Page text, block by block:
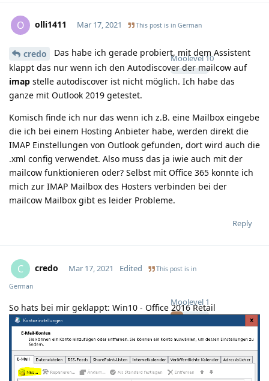
O olli1411
Moolevel 10
Mar 17, 2021 This post is in German
credo
Das habe ich gerade probiert, mit dem Assistent
klappt das nur wenn ich den Autodiscover der mailcow auf
imap stelle autodiscover ist nicht möglich. Ich habe das
ganze mit Outlook 2019 getestet.
Komisch finde ich nur das wenn ich z.B. eine Mailbox eingebe
die ich bei einem Hosting Anbieter habe, werden direkt die
IMAP Einstellungen von Outlook gefunden, dort wird auch die
.xml config verwendet. Also muss das ja iwie auch mit der
mailcow funktionieren oder? Selbst mit Office 365 konnte ich
mich zur IMAP Mailbox des Hosters verbinden bei der
mailcow Mailbox gibt es leider Probleme.
Reply
C credo
Moolevel 1
Mar 17, 2021 Edited This post is in
German
So hats bei mir geklappt: Win10 - Office 2016 Retail